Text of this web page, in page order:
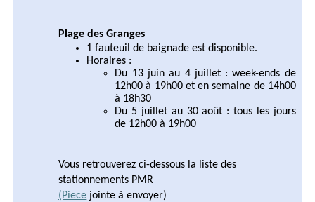
Plage des Granges
1 fauteuil de baignade est disponible.
Horaires :
Du 13 juin au 4 juillet : week-ends de
12h00 à 19h00 et en semaine de 14h00
à 18h30
Du 5 juillet au 30 août : tous les jours
de 12h00 à 19h00
Vous retrouverez ci-dessous la liste des
stationnements PMR
(Piece jointe à envoyer)